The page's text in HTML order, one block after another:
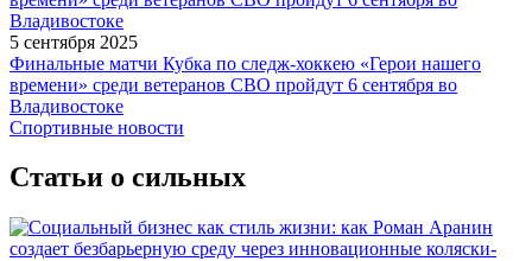
5 сентября 2025
Финальные матчи Кубка по следж-хоккею «Герои нашего
времени» среди ветеранов СВО пройдут 6 сентября во
Владивостоке
Спортивные новости
Статьи о сильных